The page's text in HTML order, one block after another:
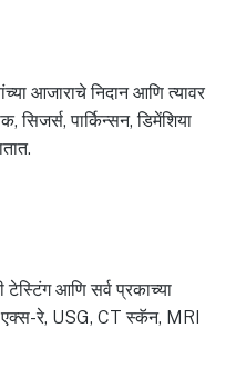
आजाराचे निदान आणि त्यावर
सिजर्स, पार्किन्सन, डिमेंशिया
टेस्टिंग आणि सर्व प्रकाच्या
एक्स-रे, USG, CT स्कॅन, MRI